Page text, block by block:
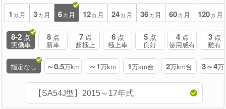
1 ヵ月 3ヵ月 6ヵ月 12ヵ月 24ヵ月 36ヵ月 60ヵ月 120ヵ月
8-2 点
実働車
8 点
新車
7 点
超極上
6 点
極上車
5 点
良好
4 点
使用感有
3 点
難有
指定なし ～0.5万km ～1万km 1万km台 2万km台 3～4万